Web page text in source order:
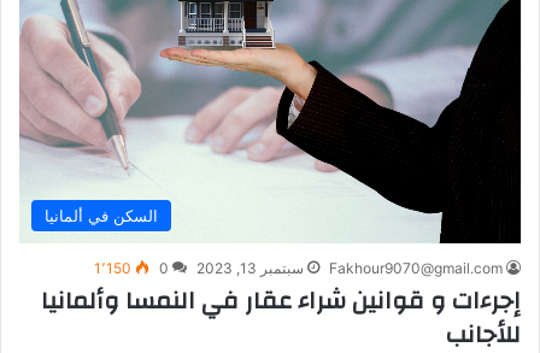
السكن في ألمانيا
Fakhour9070@gmail.com سبتمبر 13, 2023 0 1٬150
إجرءات و قوانين شراء عقار في النمسا وألمانيا
للأجانب